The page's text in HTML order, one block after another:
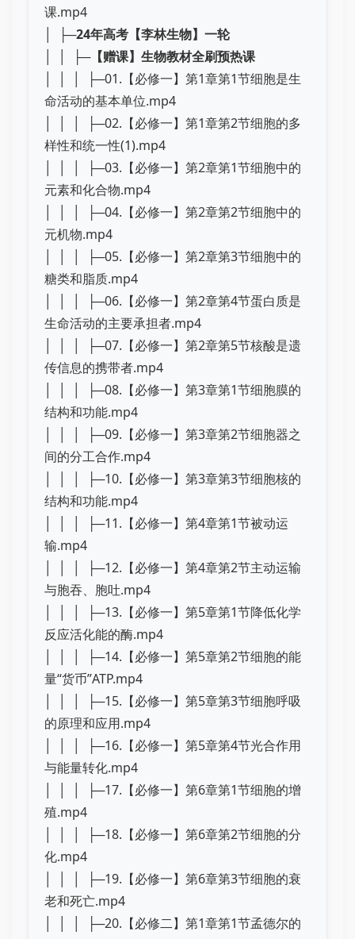
课.mp4
│ ├─24年高考【李林生物】一轮
│ │ ├─【赠课】生物教材全刷预热课
│ │ │ ├─01.【必修一】第1章第1节细胞是生
命活动的基本单位.mp4
│ │ │ ├─02.【必修一】第1章第2节细胞的多
样性和统一性(1).mp4
│ │ │ ├─03.【必修一】第2章第1节细胞中的
元素和化合物.mp4
│ │ │ ├─04.【必修一】第2章第2节细胞中的
元机物.mp4
│ │ │ ├─05.【必修一】第2章第3节细胞中的
糖类和脂质.mp4
│ │ │ ├─06.【必修一】第2章第4节蛋白质是
生命活动的主要承担者.mp4
│ │ │ ├─07.【必修一】第2章第5节核酸是遗
传信息的携带者.mp4
│ │ │ ├─08.【必修一】第3章第1节细胞膜的
结构和功能.mp4
│ │ │ ├─09.【必修一】第3章第2节细胞器之
间的分工合作.mp4
│ │ │ ├─10.【必修一】第3章第3节细胞核的
结构和功能.mp4
│ │ │ ├─11.【必修一】第4章第1节被动运
输.mp4
│ │ │ ├─12.【必修一】第4章第2节主动运输
与胞吞、胞吐.mp4
│ │ │ ├─13.【必修一】第5章第1节降低化学
反应活化能的酶.mp4
│ │ │ ├─14.【必修一】第5章第2节细胞的能
量“货币”ATP.mp4
│ │ │ ├─15.【必修一】第5章第3节细胞呼吸
的原理和应用.mp4
│ │ │ ├─16.【必修一】第5章第4节光合作用
与能量转化.mp4
│ │ │ ├─17.【必修一】第6章第1节细胞的增
殖.mp4
│ │ │ ├─18.【必修一】第6章第2节细胞的分
化.mp4
│ │ │ ├─19.【必修一】第6章第3节细胞的衰
老和死亡.mp4
│ │ │ ├─20.【必修二】第1章第1节孟德尔的